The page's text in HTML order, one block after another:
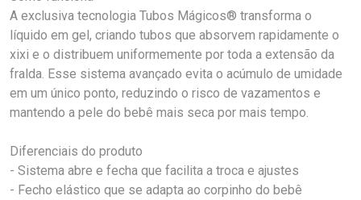
A exclusiva tecnologia Tubos Mágicos® transforma o
líquido em gel, criando tubos que absorvem rapidamente o
xixi e o distribuem uniformemente por toda a extensão da
fralda. Esse sistema avançado evita o acúmulo de umidade
em um único ponto, reduzindo o risco de vazamentos e
mantendo a pele do bebê mais seca por mais tempo.
Diferenciais do produto
- Sistema abre e fecha que facilita a troca e ajustes
- Fecho elástico que se adapta ao corpinho do bebê